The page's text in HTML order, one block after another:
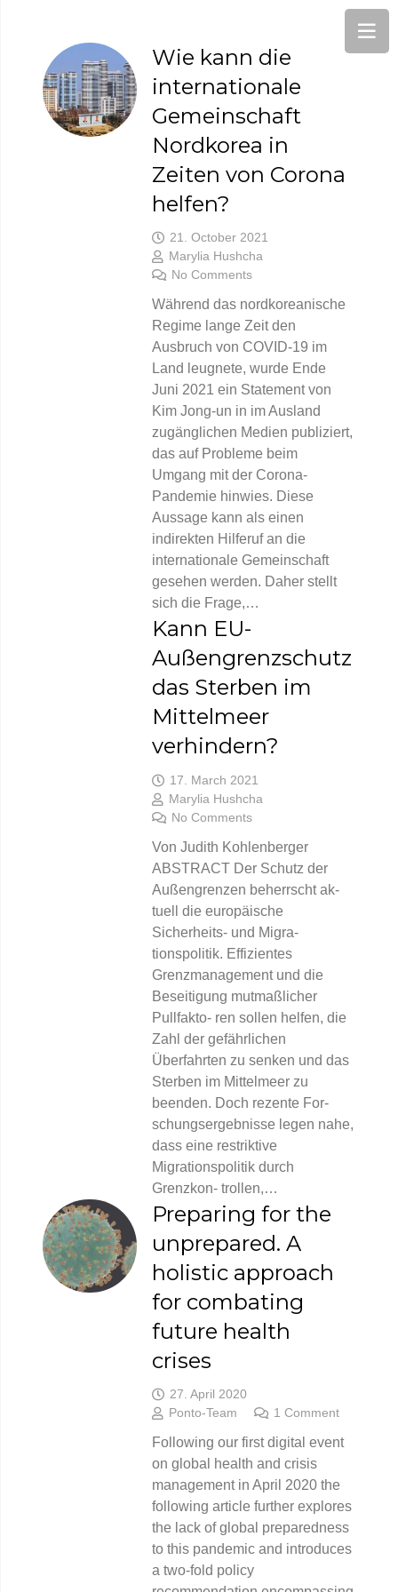
Wie kann die
internationale
Gemeinschaft
Nordkorea in
Zeiten von Corona
helfen?
21. October 2021
Marylia Hushcha
No Comments
Während das nordkoreanische
Regime lange Zeit den
Ausbruch von COVID-19 im
Land leugnete, wurde Ende
Juni 2021 ein Statement von
Kim Jong-un in im Ausland
zugänglichen Medien publiziert,
das auf Probleme beim
Umgang mit der Corona-
Pandemie hinwies. Diese
Aussage kann als einen
indirekten Hilferuf an die
internationale Gemeinschaft
gesehen werden. Daher stellt
sich die Frage,…
Kann EU-
Außengrenzschutz
das Sterben im
Mittelmeer
verhindern?
17. March 2021
Marylia Hushcha
No Comments
Von Judith Kohlenberger
ABSTRACT Der Schutz der
Außengrenzen beherrscht ak-
tuell die europäische
Sicherheits- und Migra-
tionspolitik. Effizientes
Grenzmanagement und die
Beseitigung mutmaßlicher
Pullfakto- ren sollen helfen, die
Zahl der gefährlichen
Überfahrten zu senken und das
Sterben im Mittelmeer zu
beenden. Doch rezente For-
schungsergebnisse legen nahe,
dass eine restriktive
Migrationspolitik durch
Grenzkon- trollen,…
Preparing for the
unprepared. A
holistic approach
for combating
future health
crises
27. April 2020
Ponto-Team
1 Comment
Following our first digital event
on global health and crisis
management in April 2020 the
following article further explores
the lack of global preparedness
to this pandemic and introduces
a two-fold policy